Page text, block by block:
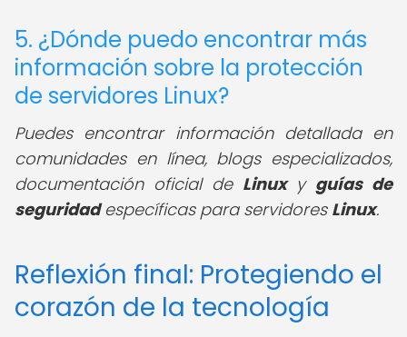
5. ¿Dónde puedo encontrar más
información sobre la protección
de servidores Linux?
Puedes encontrar información detallada en
comunidades en línea, blogs especializados,
documentación oficial de Linuxy guías de
seguridadespecíficas para servidores Linux.
Reflexión final: Protegiendo el
corazón de la tecnología